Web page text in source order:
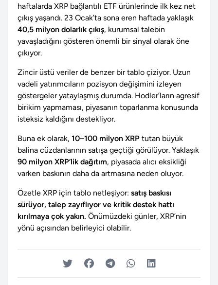
haftalarda XRP bağlantılı ETF ürünlerinde ilk kez net
çıkış yaşandı. 23 Ocak’ta sona eren haftada yaklaşık
40,5 milyon dolarlık çıkış, kurumsal talebin
yavaşladığını gösteren önemli bir sinyal olarak öne
çıkıyor.
Zincir üstü veriler de benzer bir tablo çiziyor. Uzun
vadeli yatırımcıların pozisyon değişimini izleyen
göstergeler yataylaşmış durumda. Hodler’ların agresif
birikim yapmaması, piyasanın toparlanma konusunda
isteksiz kaldığını destekliyor.
Buna ek olarak, 10–100 milyon XRP tutan büyük
balina cüzdanlarının satışa geçtiği görülüyor. Yaklaşık
90 milyon XRP’lik dağıtım, piyasada alıcı eksikliği
varken baskının daha da artmasına neden oluyor.
Özetle XRP için tablo netleşiyor: satış baskısı
sürüyor, talep zayıflıyor ve kritik destek hattı
kırılmaya çok yakın. Önümüzdeki günler, XRP’nin
yönü açısından belirleyici olabilir.